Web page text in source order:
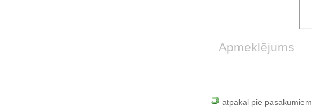
Apmeklējums
atpakaļ pie pasākumiem